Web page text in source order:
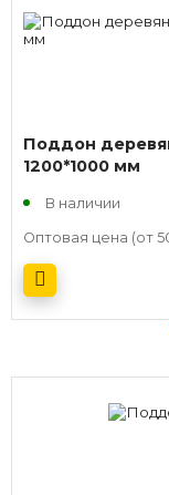
Поддон
1200*1000 мм
В наличии
Оптовая цена (от